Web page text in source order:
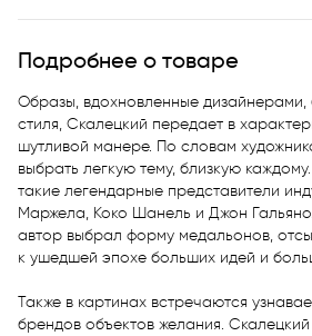
Подробнее о товаре
Образы, вдохновленные
стиля, Скалецкий передает в
шутливой манере. По словам
выбрать легкую тему, близкую
такие легендарные представители
Маржела, Коко Шанель и Джон
автор выбрал форму медальонов,
к ушедшей эпохе больших идей и
Также в картинах встречаются
брендов объектов желания.